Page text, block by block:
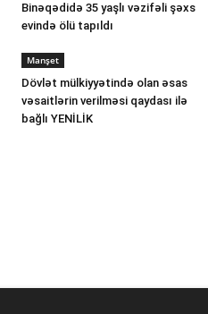
Binəqədidə 35 yaşlı vəzifəli şəxs
evində ölü tapıldı
Manşet
Dövlət mülkiyyətində olan əsas
vəsaitlərin verilməsi qaydası ilə
bağlı YENİLİK